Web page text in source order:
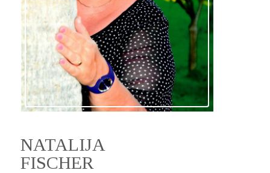
NATALIJA
FISCHER